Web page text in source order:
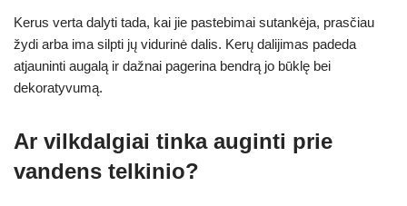
Kerus verta dalyti tada, kai jie pastebimai sutankėja, prasčiau
žydi arba ima silpti jų vidurinė dalis. Kerų dalijimas padeda
atjauninti augalą ir dažnai pagerina bendrą jo būklę bei
dekoratyvumą.
Ar vilkdalgiai tinka auginti prie
vandens telkinio?